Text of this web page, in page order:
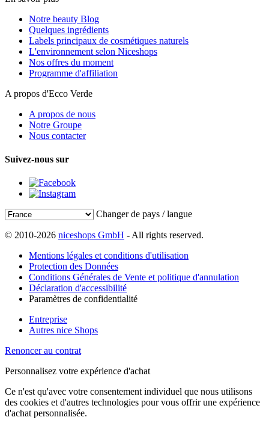
Notre beauty Blog
Quelques ingrédients
Labels principaux de cosmétiques naturels
L'environnement selon Niceshops
Nos offres du moment
Programme d'affiliation
A propos d'Ecco Verde
A propos de nous
Notre Groupe
Nous contacter
Suivez-nous sur
Changer de pays / langue
© 2010-2026 niceshops GmbH - All rights reserved.
Mentions légales et conditions d'utilisation
Protection des Données
Conditions Générales de Vente et politique d'annulation
Déclaration d'accessibilité
Paramètres de confidentialité
Entreprise
Autres nice Shops
Renoncer au contrat
Personnalisez votre expérience d'achat
Ce n'est qu'avec votre consentement individuel que nous utilisons
des cookies et d'autres technologies pour vous offrir une expérience
d'achat personnalisée.